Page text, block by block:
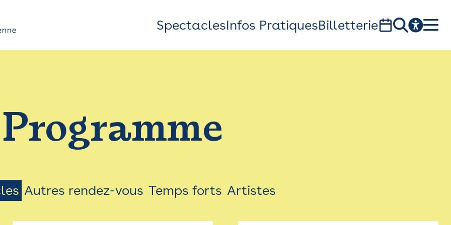
Top
Bar
Menu
SpectaclesInfos PratiquesBilletterie
1, av. du Chateau d'eau - 31300 Toulouse
Programme
Autres rendez-vous Temps forts Artistes